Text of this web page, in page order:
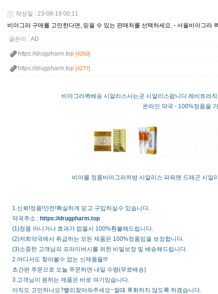
작성일 : 23-08-19 00:11
비아그라 구매를 고민한다면, 믿을 수 있는 판매처를 선택하세요. - 서울비아그라
글쓴이 : AD
https://drugpharm.top [4250]
https://drugpharm.top [4277]
비아그라퀵배송 시알리스사는곳 시알리스팝니다 레비트라
온라인 약국 - 100%정품을
비아몰 정품비아그라처방 시알리스 파워맨 드래곤 시알
1.신뢰!정품!안전!확실하게 믿고 구입하실수 있습니다.
약국주소 : https://drugpharm.top
(1)정품 아니거나 효과가 없을시 100%환불해드립니다.
(2)저희약국에서 취급하는 모든 제품은 100%정품임을 보장합니다.
(3)소중한 고객님의 프라이버시를 위한 비밀보장 및 배송해드립니다.
2.어디서도 찾아볼수 없는 신제품들!!!
초간편 주문으로 오늘 주문하면 내일 수령(무료배송)
3.고객님이 원하는 제품은 바로 여기있습니다.
아직도 고민하나요?빨리찾아와주세요~절때 후회하지 않도록 하겠습니다.